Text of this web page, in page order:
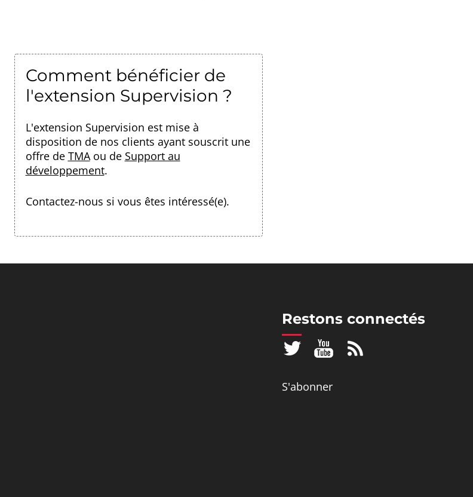
Comment bénéficier de
l'extension Supervision ?
L'extension Supervision est mise à
disposition de nos clients ayant souscrit une
offre de TMAou de Support au
développement.
Contactez-nous si vous êtes intéressé(e).
Restons connectés
S'abonner